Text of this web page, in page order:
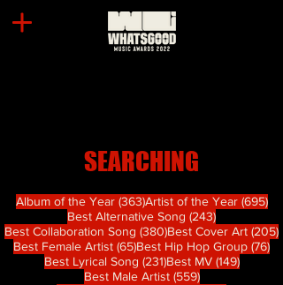
SEARCHING
Album of the Year (363)363 篇文章
Artist of the Year (695)
Best Alternative Song (243)243 篇文章
Best Collaboration Song (380)380 篇文章
Best Cover Art (205)
Best Female Artist (65)65 篇文章
Best Hip Hop Group (76)76
Best Lyrical Song (231)231 篇文章
Best MV (149)149 篇文
Best Male Artist (559)559 篇文章